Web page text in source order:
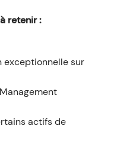
retenir :
exceptionnelle sur
actifs de